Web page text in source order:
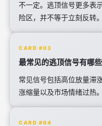
不一定。逃顶信号更多表
险区，并不等于立刻反转。
CARD #03
最常见的逃顶信号有哪些
常见信号包括高位放量滞
涨缩量以及市场情绪过热。
CARD #04